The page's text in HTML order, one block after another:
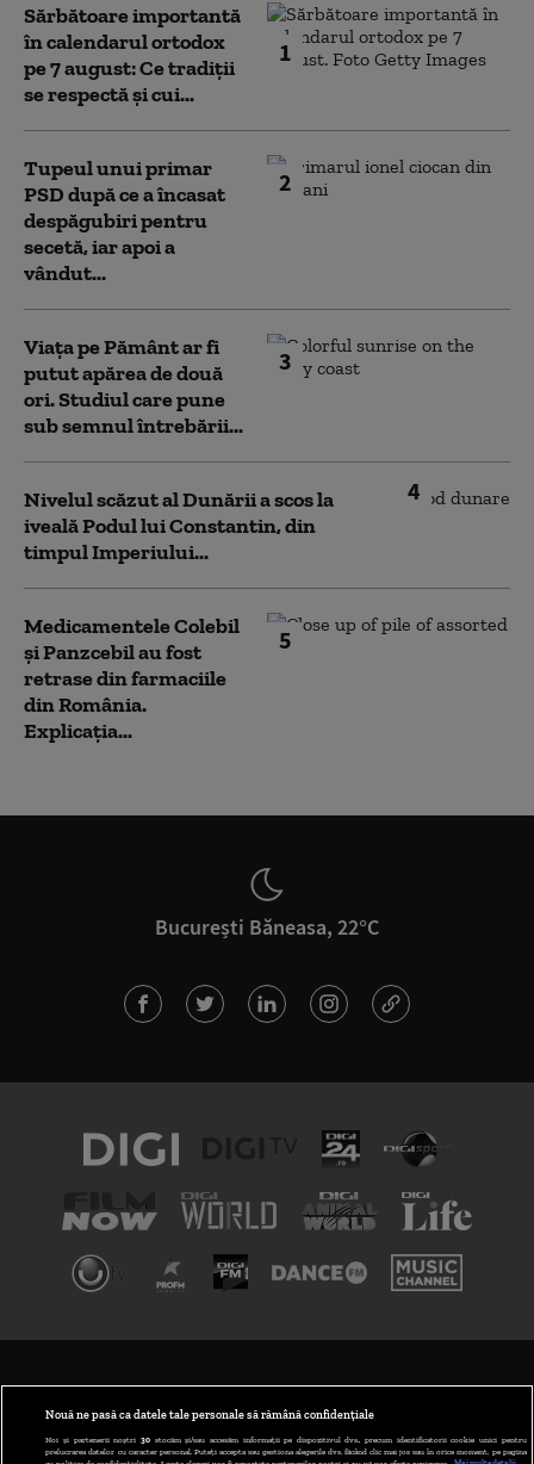
1
Sărbătoare importantă
în calendarul ortodox
pe 7 august: Ce tradiții
se respectă și cui...
2
Tupeul unui primar
PSD după ce a încasat
despăgubiri pentru
secetă, iar apoi a
vândut...
3
Viața pe Pământ ar fi
putut apărea de două
ori. Studiul care pune
sub semnul întrebării...
4
Nivelul scăzut al Dunării a scos la
iveală Podul lui Constantin, din
timpul Imperiului...
5
Medicamentele Colebil
și Panzcebil au fost
retrase din farmaciile
din România.
Explicația...
București Băneasa, 22°C
ABONARE DIGI TV
Nouă ne pasă ca datele tale personale să rămână confidențiale
Noi și partenerii noștri 30stocăm și/sau accesăm informații pe dispozitivul dvs., precum identificatorii cookie unici pentru
prelucrarea datelor cu caracter personal. Puteți accepta sau gestiona alegerile dvs. făcând clic mai jos sau în orice moment, pe pagina